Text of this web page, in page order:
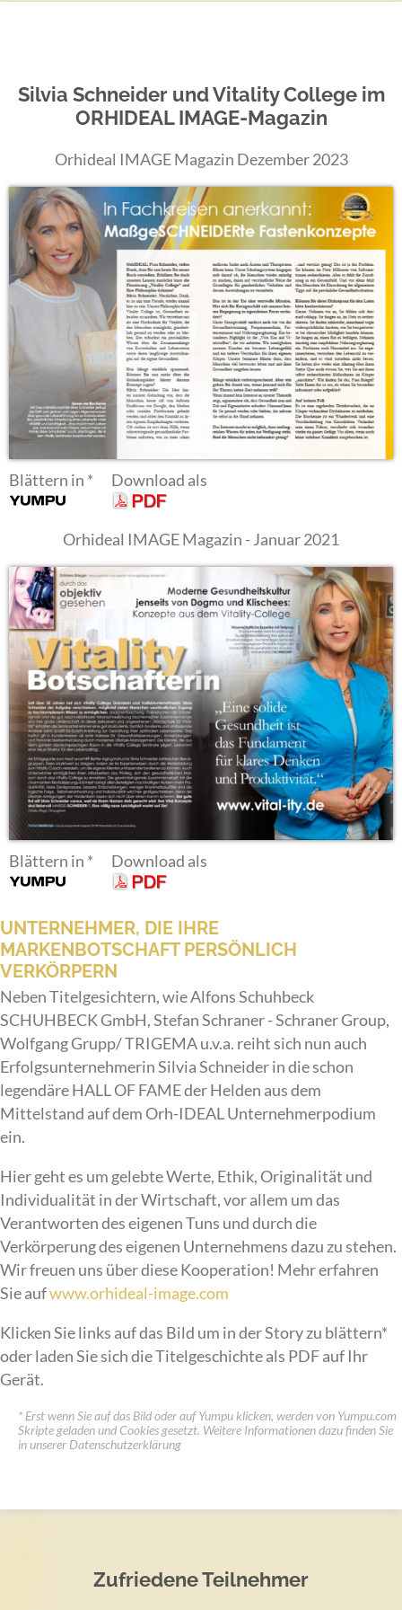
Silvia Schneider und Vitality College im
ORHIDEAL IMAGE-Magazin
Orhideal IMAGE Magazin Dezember 2023
Blättern in * Download als
Orhideal IMAGE Magazin - Januar 2021
Blättern in * Download als
UNTERNEHMER, DIE IHRE
MARKENBOTSCHAFT PERSÖNLICH
VERKÖRPERN
Neben Titelgesichtern, wie Alfons Schuhbeck
SCHUHBECK GmbH, Stefan Schraner - Schraner Group,
Wolfgang Grupp/ TRIGEMA u.v.a. reiht sich nun auch
Erfolgsunternehmerin Silvia Schneider in die schon
legendäre HALL OF FAME der Helden aus dem
Mittelstand auf dem Orh-IDEAL Unternehmerpodium
ein.
Hier geht es um gelebte Werte, Ethik, Originalität und
Individualität in der Wirtschaft, vor allem um das
Verantworten des eigenen Tuns und durch die
Verkörperung des eigenen Unternehmens dazu zu stehen.
Wir freuen uns über diese Kooperation! Mehr erfahren
Sie aufwww.orhideal-image.com
Klicken Sie links auf das Bild um in der Story zu blättern*
oder laden Sie sich die Titelgeschichte als PDF auf Ihr
Gerät.
* Erst wenn Sie auf das Bild oder auf Yumpu klicken, werden von Yumpu.com
Skripte geladen und Cookies gesetzt. Weitere Informationen dazu finden Sie
in unserer Datenschutzerklärung
Zufriedene Teilnehmer